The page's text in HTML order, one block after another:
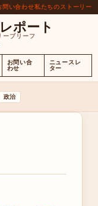
問い合わせ私たちのストーリー
ポート
ブリーフ
お問い合
わせ
ニュースレ
ター
政治